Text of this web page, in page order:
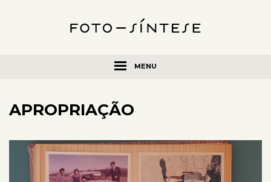
MENU
APROPRIAÇÃO